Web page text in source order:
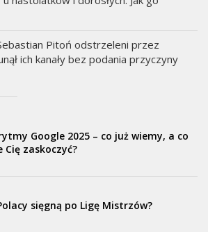
Pitoń odstrzeleni przez
ich kanały bez podania przyczyny
Google 2025 – co już wiemy, a co
Cię zaskoczyć?
sięgną po Ligę Mistrzów?